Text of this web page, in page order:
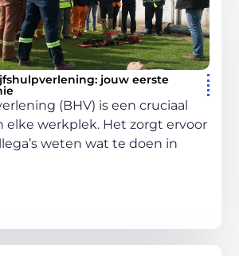
jouw eerste
(BHV) is een cruciaal
elke werkplek. Het zorgt ervoor
weten wat te doen in